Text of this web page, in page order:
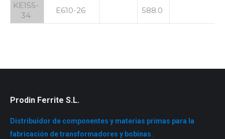
KE155-
34
E610-26 588.0
Prodin Ferrite S.L.
Distribuidor de componentes y materias primas para la
fabricación de transformadores y bobinas.